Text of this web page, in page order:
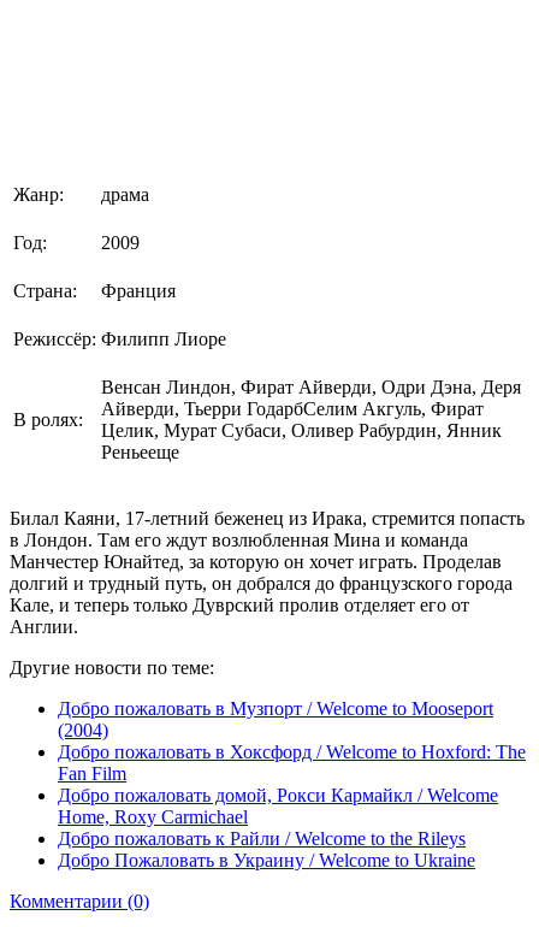
Жанр: драма
Год: 2009
Страна: Франция
Режиссёр: Филипп Лиоре
В ролях:
Венсан Линдон, Фират Айверди, Одри Дэна, Деря
Айверди, Тьерри ГодарбСелим Акгуль, Фират
Целик, Мурат Субаси, Оливер Рабурдин, Янник
Реньееще
Билал Каяни, 17-летний беженец из Ирака, стремится попасть
в Лондон. Там его ждут возлюбленная Мина и команда
Манчестер Юнайтед, за которую он хочет играть. Проделав
долгий и трудный путь, он добрался до французского города
Кале, и теперь только Дуврский пролив отделяет его от
Англии.
Другие новости по теме:
Добро пожаловать в Музпорт / Welcome to Mooseport
(2004)
Добро пожаловать в Хоксфорд / Welcome to Hoxford: The
Fan Film
Добро пожаловать домой, Рокси Кармайкл / Welcome
Home, Roxy Carmichael
Добро пожаловать к Райли / Welcome to the Rileys
Добро Пожаловать в Украину / Welcome to Ukraine
Комментарии (0)